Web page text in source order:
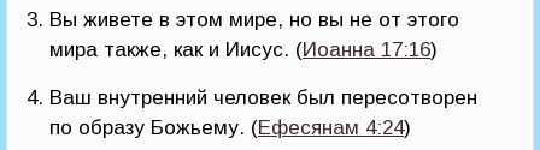
Вы живете в этом мире, но вы не от этого
мира также, как и Иисус. (Иоанна 17:16)
Ваш внутренний человек был пересотворен
по образу Божьему. (Ефесянам 4:24)